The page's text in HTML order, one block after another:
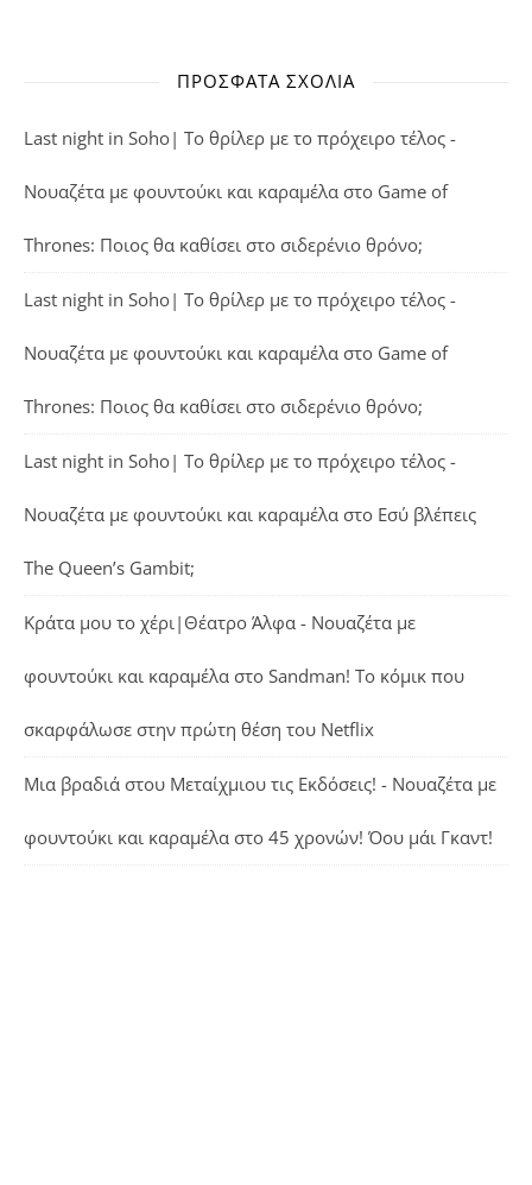
ΠΡΌΣΦΑΤΑ ΣΧΌΛΙΑ
Last night in Soho| Το θρίλερ με το πρόχειρο τέλος -
Νουαζέτα με φουντούκι και καραμέλα στο Game of
Thrones: Ποιος θα καθίσει στο σιδερένιο θρόνο;
Last night in Soho| Το θρίλερ με το πρόχειρο τέλος -
Νουαζέτα με φουντούκι και καραμέλα στο Game of
Thrones: Ποιος θα καθίσει στο σιδερένιο θρόνο;
Last night in Soho| Το θρίλερ με το πρόχειρο τέλος -
Νουαζέτα με φουντούκι και καραμέλα στο Εσύ βλέπεις
The Queen’s Gambit;
Κράτα μου το χέρι|Θέατρο Άλφα - Νουαζέτα με
φουντούκι και καραμέλα στο Sandman! Το κόμικ που
σκαρφάλωσε στην πρώτη θέση του Netflix
Μια βραδιά στου Μεταίχμιου τις Εκδόσεις! - Νουαζέτα με
φουντούκι και καραμέλα στο 45 χρονών! Όου μάι Γκαντ!